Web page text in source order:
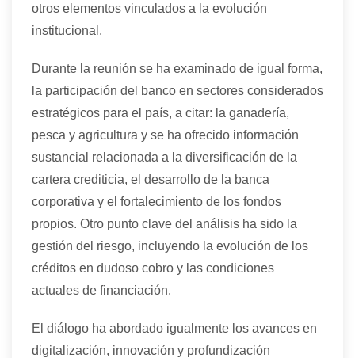
otros elementos vinculados a la evolución
institucional.
Durante la reunión se ha examinado de igual forma,
la participación del banco en sectores considerados
estratégicos para el país, a citar: la ganadería,
pesca y agricultura y se ha ofrecido información
sustancial relacionada a la diversificación de la
cartera crediticia, el desarrollo de la banca
corporativa y el fortalecimiento de los fondos
propios. Otro punto clave del análisis ha sido la
gestión del riesgo, incluyendo la evolución de los
créditos en dudoso cobro y las condiciones
actuales de financiación.
El diálogo ha abordado igualmente los avances en
digitalización, innovación y profundización